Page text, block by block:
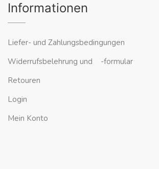
Informationen
Liefer- und Zahlungsbedingungen
Widerrufsbelehrung und -formular
Retouren
Login
Mein Konto